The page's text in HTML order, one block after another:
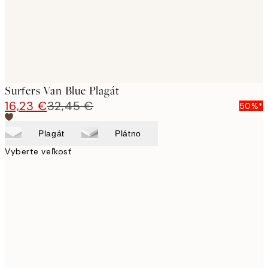
Surfers Van Blue Plagát
16,23 €32,45 € 50%*
Plagát Plátno
Vyberte veľkosť